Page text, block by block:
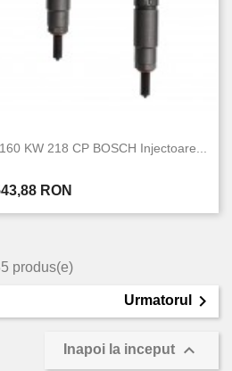
KW 218 CP BOSCH Injectoare...
RON
produs(e)
Urmatorul 
Inapoi la inceput 